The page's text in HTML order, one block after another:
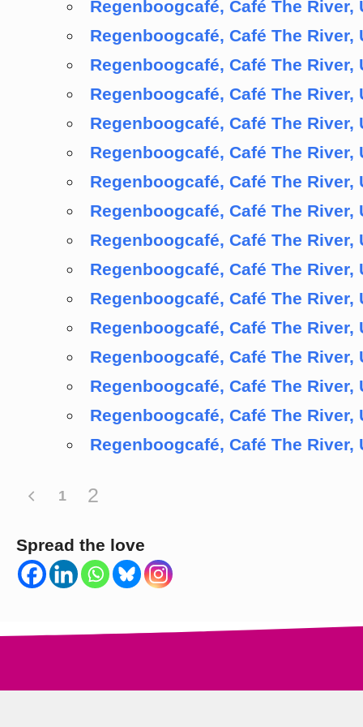
Regenboogcafé, Café The River,
Regenboogcafé, Café The River,
Regenboogcafé, Café The River,
Regenboogcafé, Café The River,
Regenboogcafé, Café The River,
Regenboogcafé, Café The River,
Regenboogcafé, Café The River,
Regenboogcafé, Café The River,
Regenboogcafé, Café The River,
Regenboogcafé, Café The River,
Regenboogcafé, Café The River,
Regenboogcafé, Café The River,
Regenboogcafé, Café The River,
Regenboogcafé, Café The River,
Regenboogcafé, Café The River,
Regenboogcafé, Café The River,
1 2
Spread the love